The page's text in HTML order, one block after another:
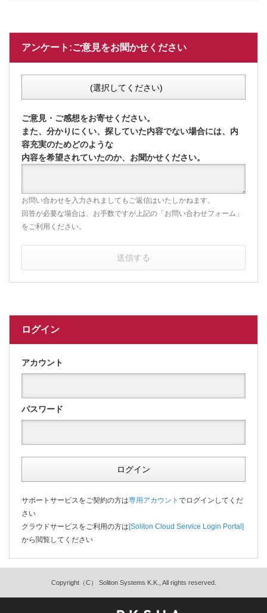
アンケート:ご意見をお聞かせください
(選択してください)
ご意見・ご感想をお寄せください。
また、分かりにくい、探していた内容でない場合には、内
容充実のためどのような
内容を希望されていたのか、お聞かせください。
お問い合わせを入力されましてもご返信はいたしかねます。
回答が必要な場合は、お手数ですが上記の「お問い合わせフォーム」
をご利用ください。
送信する
ログイン
アカウント
パスワード
ログイン
サポートサービスをご契約の方は専用アカウント でログインしてくだ
さい
クラウドサービスをご利用の方は[Soliton Cloud Service Login Portal]
から閲覧してください
Copyright（C） Soliton Systems K.K., All rights reserved.